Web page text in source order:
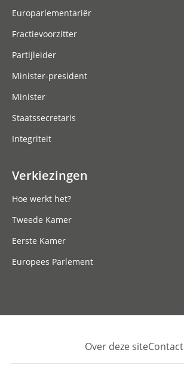
Europarlementariër
Fractievoorzitter
Partijleider
Minister-president
Minister
Staatssecretaris
Integriteit
Verkiezingen
Hoe werkt het?
Tweede Kamer
Eerste Kamer
Europees Parlement
Footer
Over deze siteContact